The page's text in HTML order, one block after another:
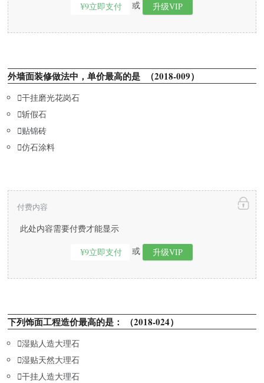
¥9立即支付 或 升级VIP
外墙面装修做法中，单价最高的是 （2018-009）
干挂磨光花岗石
斩假石
贴锦砖
仿石涂料
此处内容需要付费才能显示
¥9立即支付 或 升级VIP
付费内容
下列饰面工程造价最高的是： （2018-024）
湿贴人造大理石
湿贴天然大理石
干挂人造大理石